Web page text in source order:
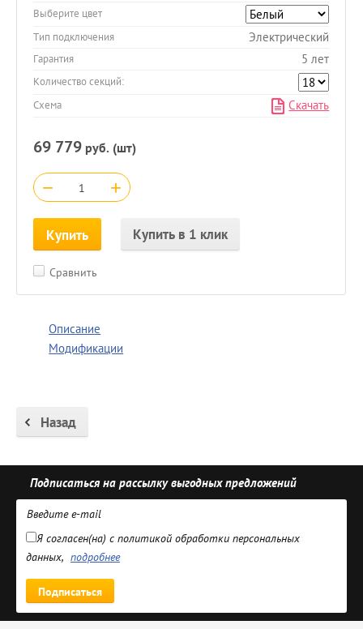
Выберите цвет
Тип подключения
Электрический
Гарантия 5 лет
Количество секций:
Схема
Скачать
69 779 руб. (шт)
− +
Купить Купить в 1 клик
Сравнить
Описание
Модификации
Назад
Подписаться на рассылку выгодных предложений
Я согласен(на) с политикой обработки персональных
данных, подробнее
Подписаться